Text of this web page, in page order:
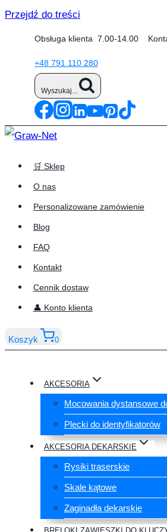
Przejdź do treści
Obsługa klienta 7.00-14.00
+48 791 110 280
Wyszukaj...
🛒 Sklep
O nas
Personalizowane zamówienie
Blog
FAQ
Kontakt
Cennik dostaw
👤 Konto klienta
Koszyk 0
AKCESORIA
Mocowania dystansowe
Plecki do identyfikatorów
AKCESORIA DEKARSKIE
Rysiki traserskie
Skale kątowe
Zaginadła dekarskie